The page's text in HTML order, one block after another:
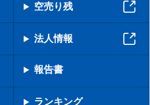
空売り残
法人情報
報告書
ランキング